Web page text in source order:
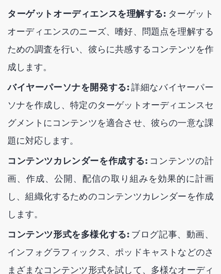
ターゲットオーディエンスを理解する: ターゲット
オーディエンスのニーズ、嗜好、問題点を理解する
ための調査を行い、彼らに共感するコンテンツを作
成します。
バイヤーパーソナを開発する:詳細なバイヤーパー
ソナを作成し、特定のターゲットオーディエンスセ
グメントにコンテンツを適合させ、彼らの一意な課
題に対応します。
コンテンツカレンダーを作成する:コンテンツの計
画、作成、公開、配信の取り組みを効果的に計画
し、組織化するためのコンテンツカレンダーを作成
します。
コンテンツ形式を多様化する:ブログ記事、動画、
インフォグラフィックス、ポッドキャストなどのさ
まざまなコンテンツ形式を試して、多様なオーディ